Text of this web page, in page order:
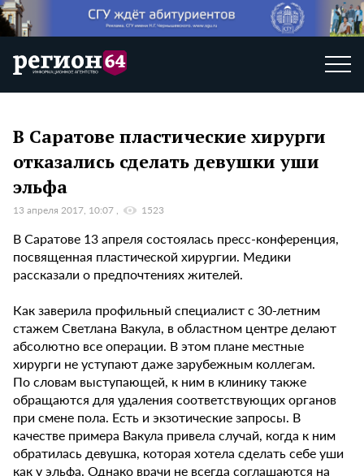
В Саратове пластические хирурги
отказались сделать девушки уши
эльфа
13 апреля 2017, 10:07 1523
В Саратове 13 апреля состоялась пресс-конференция,
посвященная пластической хирургии. Медики
рассказали о предпочтениях жителей.
Как заверила профильный специалист с 30-летним
стажем Светлана Вакула, в областном центре делают
абсолютно все операции. В этом плане местные
хирурги не уступают даже зарубежным коллегам.
По словам выступающей, к ним в клинику также
обращаются для удаления соответствующих органов
при смене пола. Есть и экзотические запросы. В
качестве примера Вакула привела случай, когда к ним
обратилась девушка, которая хотела сделать себе уши
как у эльфа. Однако врачи не всегда соглашаются на